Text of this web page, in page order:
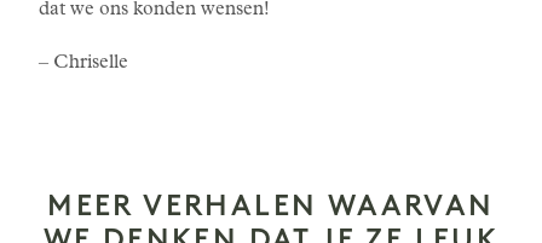
dat we ons konden wensen!
– Chriselle
MEER VERHALEN WAARVAN